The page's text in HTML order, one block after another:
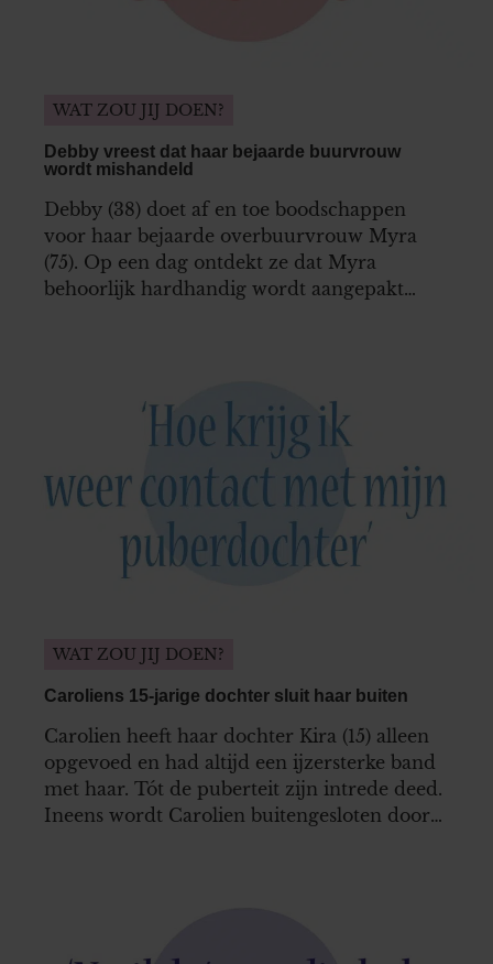
WAT ZOU JIJ DOEN?
Debby vreest dat haar bejaarde buurvrouw
wordt mishandeld
Debby (38) doet af en toe boodschappen
voor haar bejaarde overbuurvrouw Myra
(75). Op een dag ontdekt ze dat Myra
behoorlijk hardhandig wordt aangepakt
iemand die hier…
WAT ZOU JIJ DOEN?
Caroliens 15-jarige dochter sluit haar buiten
Carolien heeft haar dochter Kira (15) alleen
opgevoed en had altijd een ijzersterke band
met haar. Tót de puberteit zijn intrede deed.
Ineens wordt Carolien buitengesloten door